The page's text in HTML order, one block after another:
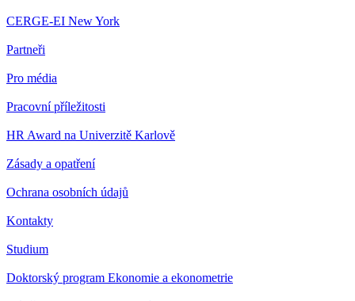
CERGE-EI New York
Partneři
Pro média
Pracovní příležitosti
HR Award na Univerzitě Karlově
Zásady a opatření
Ochrana osobních údajů
Kontakty
Studium
Doktorský program Ekonomie a ekonometrie